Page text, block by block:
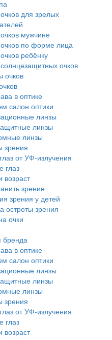
для зрелых
мужчине
по форме лица
ребёнку
очков
очков
в оптике
салон оптики
линзы
линзы
линзы
зрения
от УФ-излучения
глаз
возраст
зрение
зрения у детей
остроты зрения
очки
бренда
в оптике
салон оптики
линзы
линзы
линзы
зрения
от УФ-излучения
глаз
возраст